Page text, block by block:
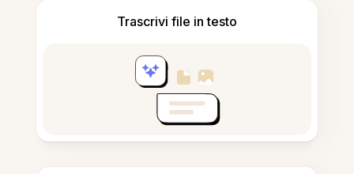
Trascrivi file in testo